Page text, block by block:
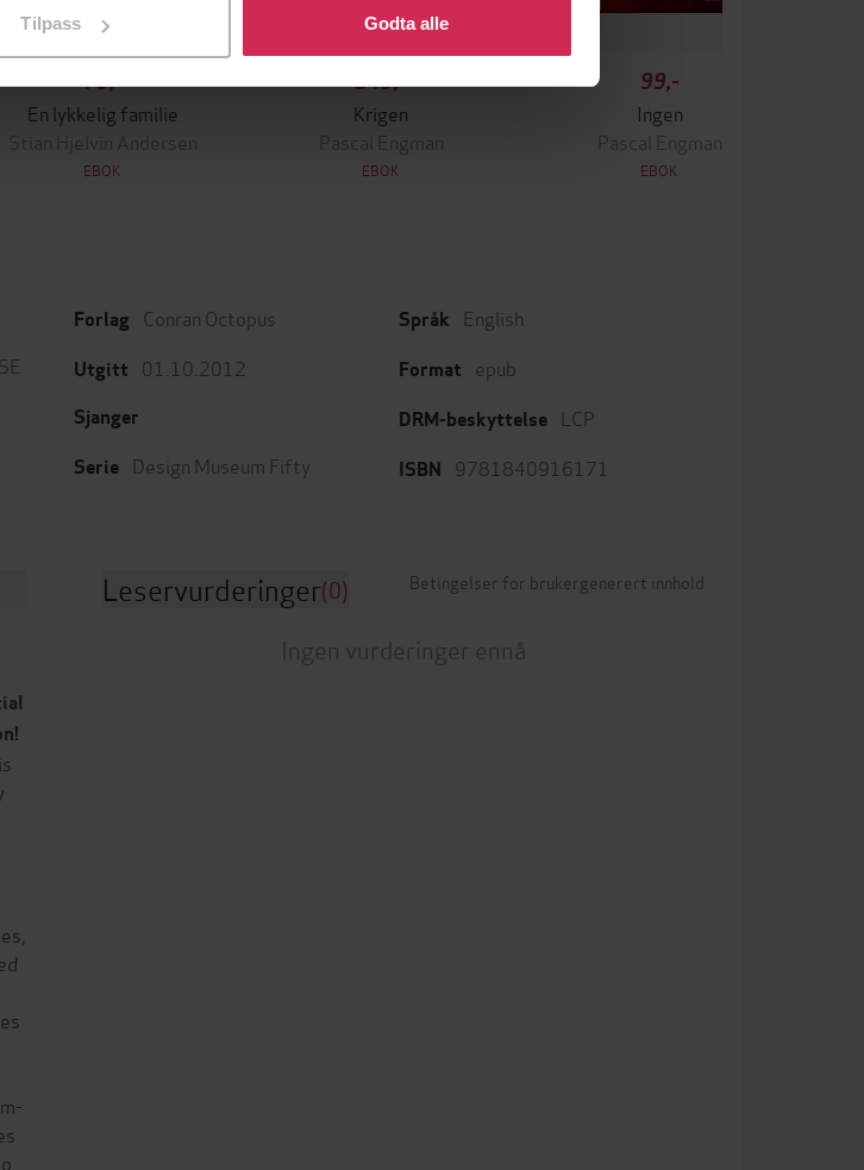
Tilpass Godta alle
79,-
En lykkelig familie
Stian Hjelvin Andersen
EBOK
349,-
Krigen
Pascal Engman
EBOK
99,-
Ingen
Pascal Engman
EBOK
Forlag Conran Octopus
Utgitt 01.10.2012
Sjanger
Serie
Design Museum Fifty
Språk English
Format epub
DRM-beskyttelse LCP
ISBN 9781840916171
Leservurderinger(0) Betingelser for brukergenerert innhold
Ingen vurderinger ennå